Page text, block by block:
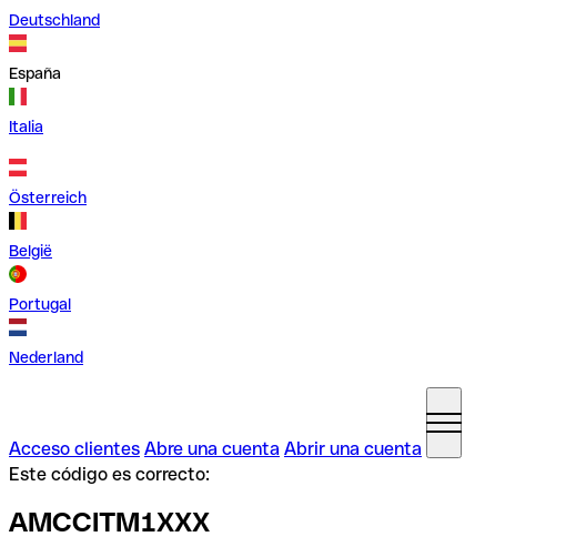
Deutschland
España
Italia
Österreich
België
Portugal
Nederland
Acceso clientes Abre una cuenta Abrir una cuenta
Este código es correcto:
AMCCITM1XXX